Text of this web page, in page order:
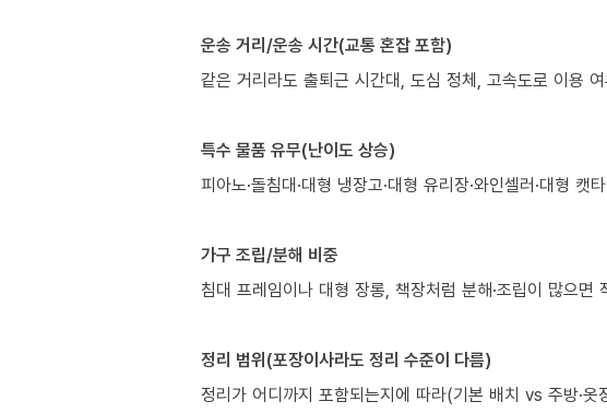
운송 거리/운송 시간(교통 혼잡 포함)
같은 거리라도 출퇴근 시간대, 도심 정체, 고속도로 이용
특수 물품 유무(난이도 상승)
피아노·돌침대·대형 냉장고·대형 유리장·와인셀러·대형
가구 조립/분해 비중
침대 프레임이나 대형 장롱, 책장처럼 분해·조립이 많으
정리 범위(포장이사라도 정리 수준이 다름)
정리가 어디까지 포함되는지에 따라(기본 배치 vs 주방·